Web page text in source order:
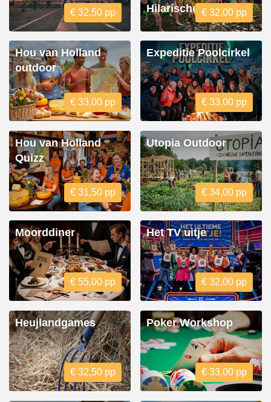
€ 32,50 pp
Hilarische Uitje€ 32,00 pp
Hou van Holland
outdoor
€ 33,00 pp
Expeditie Poolcirkel
€ 33,00 pp
Hou van Holland
Quizz
€ 31,50 pp
Utopia Outdoor
€ 34,00 pp
Moorddiner
€ 55,00 pp
Het TV uitje
€ 32,00 pp
Heujlandgames
€ 32,50 pp
Poker Workshop
€ 33,00 pp